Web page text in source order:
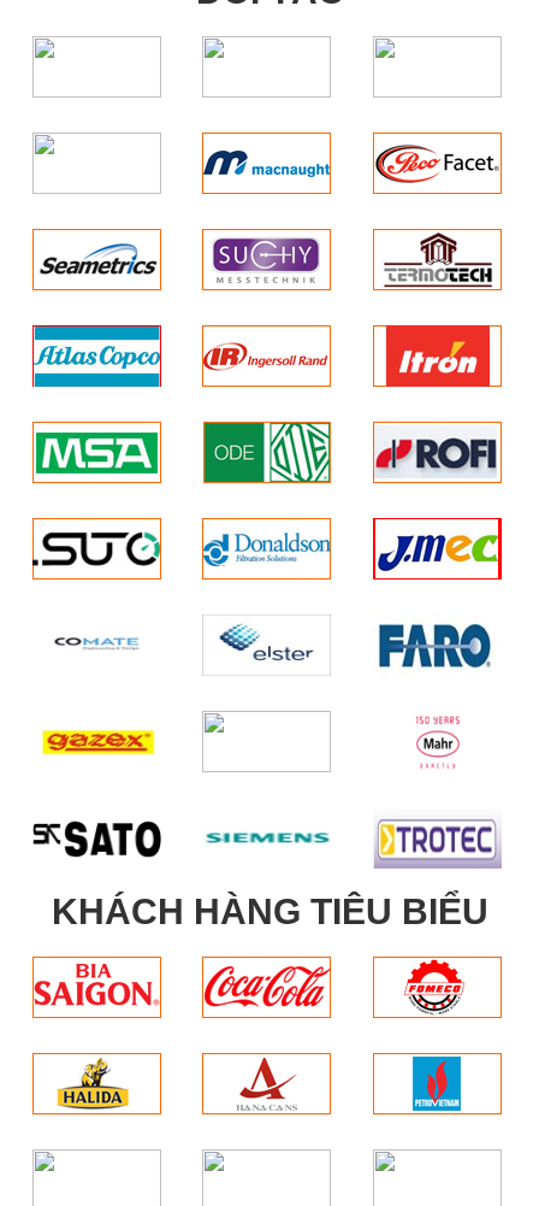
KHÁCH HÀNG TIÊU BIỂU